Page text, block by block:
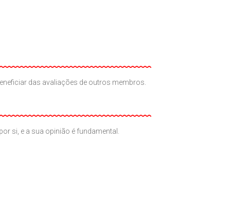
das avaliações de outros membros.
si, e a sua opinião é fundamental.